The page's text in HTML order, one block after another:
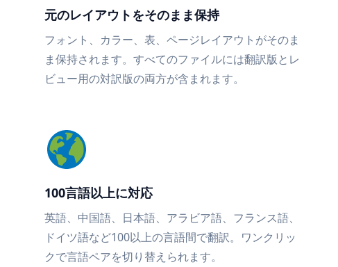
元のレイアウトをそのまま保持
フォント、カラー、表、ページレイアウトがそのま
ま保持されます。すべてのファイルには翻訳版とレ
ビュー用の対訳版の両方が含まれます。
100言語以上に対応
英語、中国語、日本語、アラビア語、フランス語、
ドイツ語など100以上の言語間で翻訳。ワンクリッ
クで言語ペアを切り替えられます。